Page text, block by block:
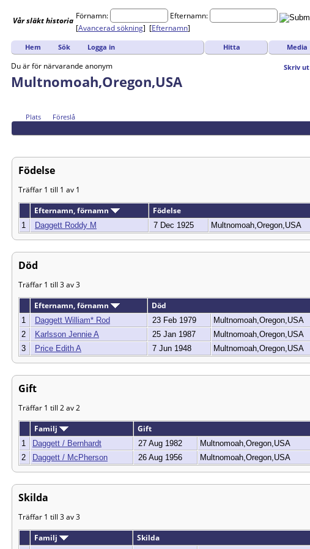
Vårsläkthistoria Förnamn:
Efternamn:
[Avancerad sökning] [Efternamn]
Hem Sök Logga in Hitta Media
Skriv ut
Du är för närvarande anonym
Multnomoah,Oregon,USA
Plats Föreslå
Födelse
Träffar 1 till 1 av 1
Efternamn, förnamn
Födelse
1 Daggett Roddy M 7 Dec 1925 Multnomoah,Oregon,USA
Död
Träffar 1 till 3 av 3
Efternamn, förnamn
Död
1 Daggett William* Rod 23 Feb 1979 Multnomoah,Oregon,USA
2
Karlsson Jennie A 25 Jan 1987 Multnomoah,Oregon,USA
3
Price Edith A 7 Jun 1948 Multnomoah,Oregon,USA
Gift
Träffar 1 till 2 av 2
Familj
Gift
1 Daggett / Bernhardt 27 Aug 1982 Multnomoah,Oregon,USA
2
Daggett / McPherson 26 Aug 1956 Multnomoah,Oregon,USA
Skilda
Träffar 1 till 3 av 3
Familj
Skilda